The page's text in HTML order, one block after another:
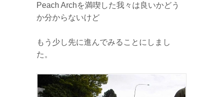
Peach Archを満喫した我々は良いかどう
か分からないけど
もう少し先に進んでみることにしまし
た。